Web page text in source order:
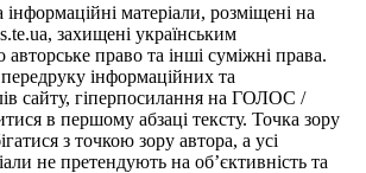
матеріали, розміщені на
захищені українським
авторське право та інші суміжні права.
інформаційних та
сайту, гіперпосилання на ГОЛОС /
в першому абзаці тексту. Точка зору
з точкою зору автора, а усі
не претендують на об’єктивність та